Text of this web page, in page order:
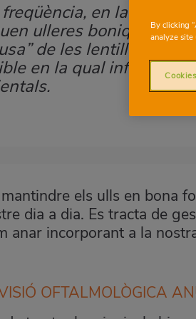
en la cura de
ulleres boniques,
de les lentilles. La
en la qual influïxen
els ulls en bona
dia a dia. Es tracta de
anar incorporant a la
OFTALMOLÒGICA
By clicking
analyze site